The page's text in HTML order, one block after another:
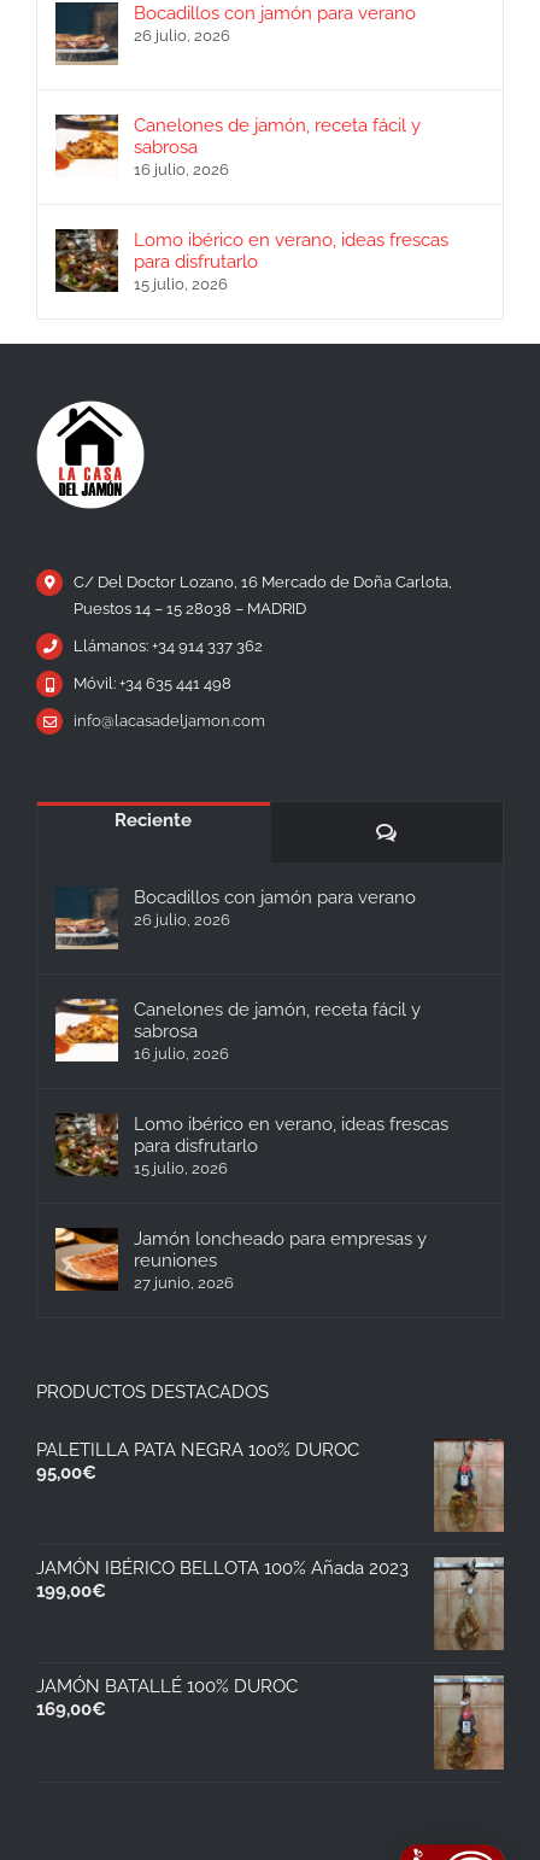
Bocadillos con jamón para verano
26 julio, 2026
Canelones de jamón, receta fácil y
sabrosa
16 julio, 2026
Lomo ibérico en verano, ideas frescas
para disfrutarlo
15 julio, 2026
C/ Del Doctor Lozano, 16 Mercado de Doña Carlota,
Puestos 14 – 15 28038 – MADRID
Llámanos: +34 914 337 362
Móvil: +34 635 441 498
info@lacasadeljamon.com
Reciente
Comentarios
Bocadillos con jamón para verano
26 julio, 2026
Canelones de jamón, receta fácil y
sabrosa
16 julio, 2026
Lomo ibérico en verano, ideas frescas
para disfrutarlo
15 julio, 2026
Jamón loncheado para empresas y
reuniones
27 junio, 2026
PRODUCTOS DESTACADOS
PALETILLA PATA NEGRA 100% DUROC
95,00€
JAMÓN IBÉRICO BELLOTA 100% Añada 2023
199,00€
JAMÓN BATALLÉ 100% DUROC
169,00€